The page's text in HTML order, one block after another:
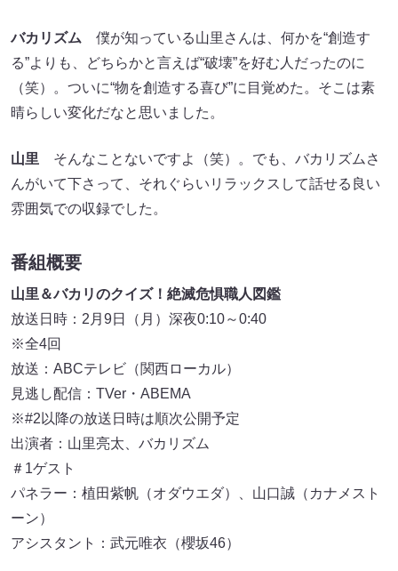
バカリズム 僕が知っている山里さんは、何かを“創造す
る”よりも、どちらかと言えば“破壊”を好む人だったのに
（笑）。ついに“物を創造する喜び”に目覚めた。そこは素
晴らしい変化だなと思いました。
山里 そんなことないですよ（笑）。でも、バカリズムさ
んがいて下さって、それぐらいリラックスして話せる良い
雰囲気での収録でした。
番組概要
山里＆バカリのクイズ！絶滅危惧職人図鑑
放送日時：2月9日（月）深夜0:10～0:40
※全4回
放送：ABCテレビ（関西ローカル）
見逃し配信：TVer・ABEMA
※#2以降の放送日時は順次公開予定
出演者：山里亮太、バカリズム
＃1ゲスト
パネラー：植田紫帆（オダウエダ）、山口誠（カナメスト
ーン）
アシスタント：武元唯衣（櫻坂46）